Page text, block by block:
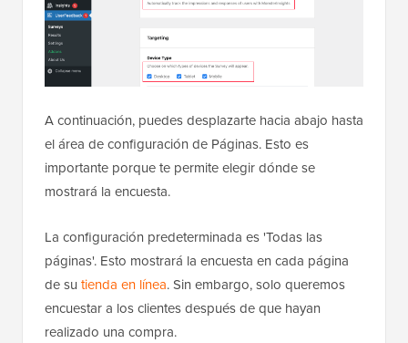
A continuación, puedes desplazarte hacia abajo hasta
el área de configuración de Páginas. Esto es
importante porque te permite elegir dónde se
mostrará la encuesta.
La configuración predeterminada es 'Todas las
páginas'. Esto mostrará la encuesta en cada página
de su tienda en línea. Sin embargo, solo queremos
encuestar a los clientes después de que hayan
realizado una compra.